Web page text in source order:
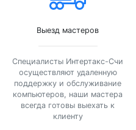
Выезд мастеров
Специалисты Интертакс-Счи
осуществляют удаленную
поддержку и обслуживание
компьютеров, наши мастера
всегда готовы выехать к
клиенту